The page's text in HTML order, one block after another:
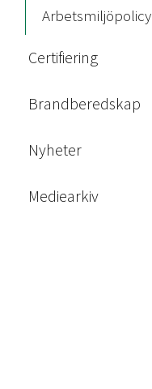
Arbetsmiljöpolicy
Certifiering
Brandberedskap
Nyheter
Mediearkiv